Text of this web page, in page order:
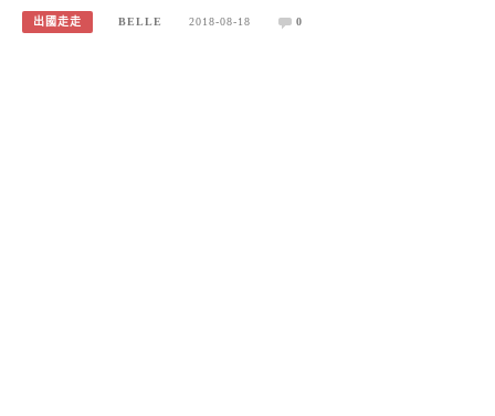
出國走走 BELLE 2018-08-18 0